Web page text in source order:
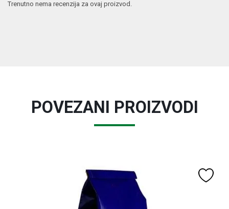
Trenutno nema recenzija za ovaj proizvod.
POVEZANI PROIZVODI